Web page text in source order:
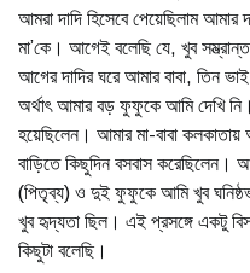
আমরা দাদি হিসেবে পেয়েছিলাম আমার
মা’কে। আগেই বলেছি যে, খুব
আগের দাদির ঘরে আমার বাবা, তিন
অর্থাৎ আমার বড় ফুফুকে আমি দেখি
হয়েছিলেন। আমার মা-বাবা
বাড়িতে কিছুদিন বসবাস করেছিলেন।
(পিতৃব্য) ও দুই ফুফুকে আমি খুব
খুব হৃদ্যতা ছিল। এই প্রসঙ্গে একটু
কিছুটা বলেছি।